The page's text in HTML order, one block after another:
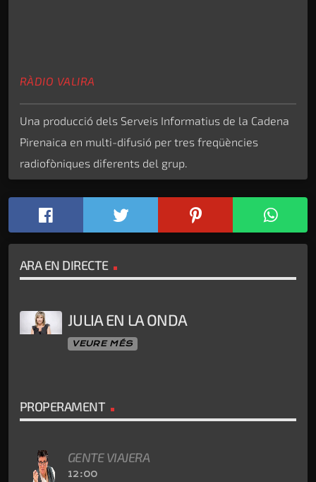
RÀDIO VALIRA
Una producció dels Serveis Informatius de la Cadena
Pirenaica en multi-difusió per tres freqüències
radiofòniques diferents del grup.
ARA EN DIRECTE
JULIA EN LA ONDA
VEURE MÉS
PROPERAMENT
GENTE VIAJERA
12:00